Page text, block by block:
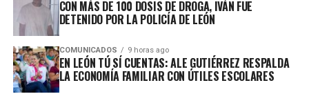
CON MÁS DE 100 DOSIS DE DROGA, IVÁN FUE
DETENIDO POR LA POLICÍA DE LEÓN
COMUNICADOS 9 horas ago
EN LEÓN TÚ SÍ CUENTAS: ALE GUTIÉRREZ RESPALDA
LA ECONOMÍA FAMILIAR CON ÚTILES ESCOLARES